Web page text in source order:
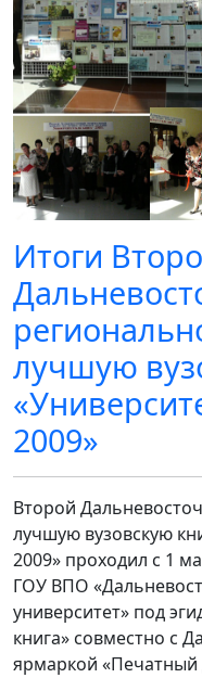
Итоги
лучшую
2009»
Второй
лучшую вузовскую
2009» проходил с 1
ГОУ ВПО
университет» под
книга» совместно с
ярмаркой «Печатный